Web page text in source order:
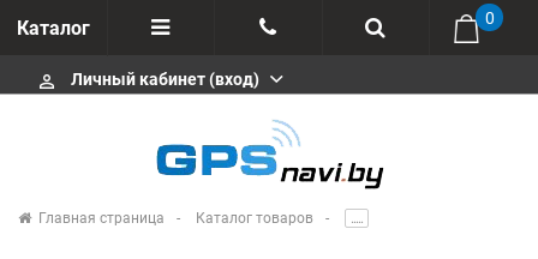
Каталог
Отзывы
+375 291646666
msa333
0
perm_identity Личный кабинет (вход)
Главная страница Каталог товаров .....